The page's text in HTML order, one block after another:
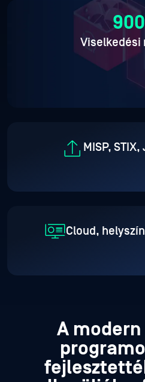
Viselkedési
MISP,
Cloud,
A